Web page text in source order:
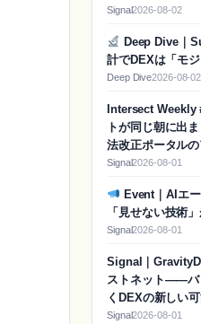
Signal2026-08-02
Deep Dive｜
計でDEXは「モ
Deep Dive2026-08-02
Intersect
トが同じ朝に出
法改正ポータル
Signal2026-08-01
Event｜AIエ
「見せない技術
Signal2026-08-01
Signal｜
ストネット——バ
くDEXの新しい
Signal2026-08-01